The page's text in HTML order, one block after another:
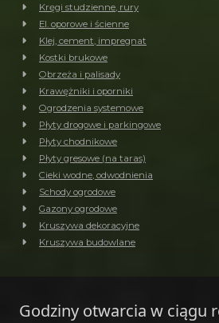
Kręgi studzienne, rury
El. oporowe i ścienne
Klej, cement, impregnat
Kostki brukowe
Obrzeża i palisady
Krawężniki i oporniki
Ogrodzenia systemowe
Płyty drogowe i parkingowe
Płyty chodnikowe
Płyty gresowe (na taras)
Cieki wodne, odwodnienia
Schody ogrodowe
Gazony ogrodowe
Kruszywa dekoracyjne
Kruszywa budowlane
Godziny otwarcia w ciągu